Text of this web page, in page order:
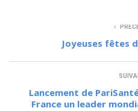
Joyeuses fêtes
Lancement de
France un leader